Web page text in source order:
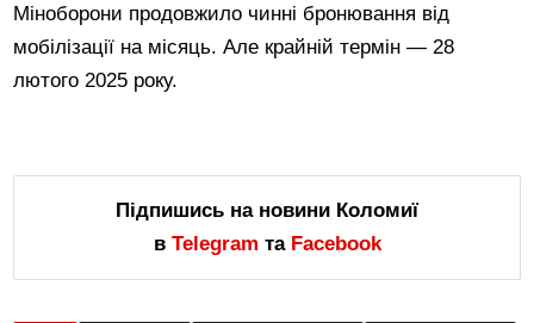
Міноборони продовжило чинні бронювання від
мобілізації на місяць. Але крайній термін — 28
лютого 2025 року.
Підпишись на новини Коломиї
в Telegram та Facebook